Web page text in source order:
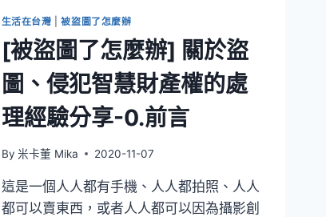
生活在台灣 |被盜圖了怎麼辦
[被盜圖了怎麼辦] 關於盜
圖、侵犯智慧財產權的處
理經驗分享-0.前言
By 米卡董 Mika 2020-11-07
這是一個人人都有手機、人人都拍照、人人
都可以賣東西，或者人人都可以因為攝影創